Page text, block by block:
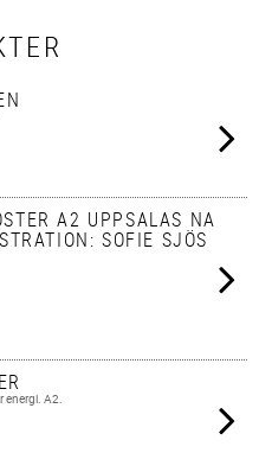
A2 UPPSALAS NA
SOFIE SJÖS
energi. A2.